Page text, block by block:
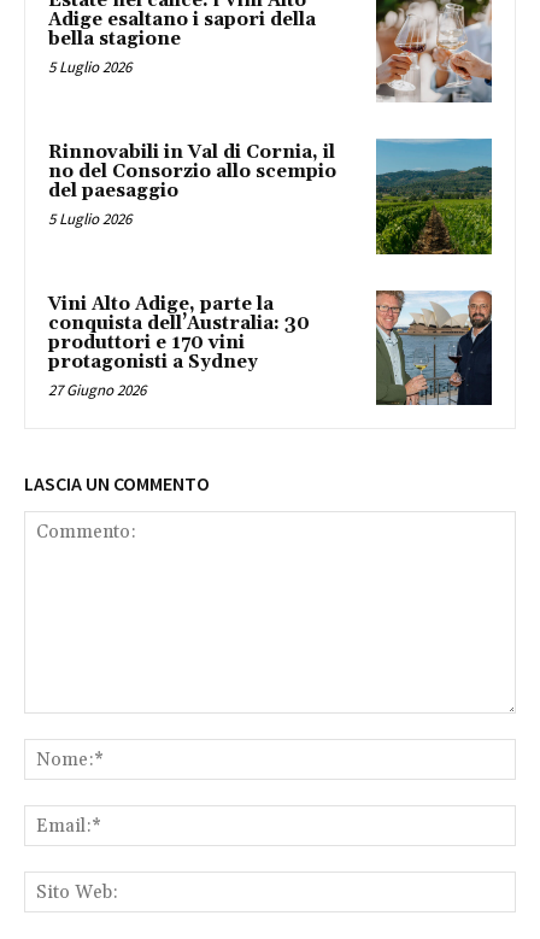
Adige esaltano i sapori della
bella stagione
5 Luglio 2026
Rinnovabili in Val di Cornia, il
no del Consorzio allo scempio
del paesaggio
5 Luglio 2026
Vini Alto Adige, parte la
conquista dell’Australia: 30
produttori e 170 vini
protagonisti a Sydney
27 Giugno 2026
LASCIA UN COMMENTO